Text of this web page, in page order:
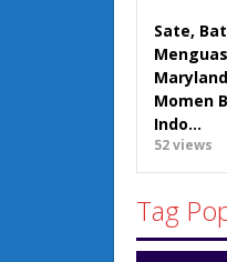
Sate,
Momen
Indo…
52 views
Tag